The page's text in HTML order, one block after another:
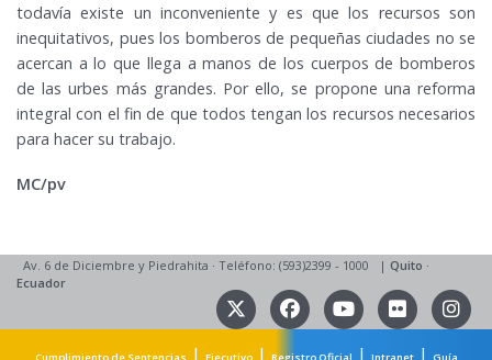
todavía existe un inconveniente y es que los recursos son
inequitativos, pues los bomberos de pequeñas ciudades no se
acercan a lo que llega a manos de los cuerpos de bomberos
de las urbes más grandes. Por ello, se propone una reforma
integral con el fin de que todos tengan los recursos necesarios
para hacer su trabajo.
MC/pv
Av. 6 de Diciembre y Piedrahita · Teléfono: (593)2399 - 1000 | Quito ·
Ecuador
Cumplimiento de Sentencias | Ejecutivo| Registro Oficial | Intranet| Guía